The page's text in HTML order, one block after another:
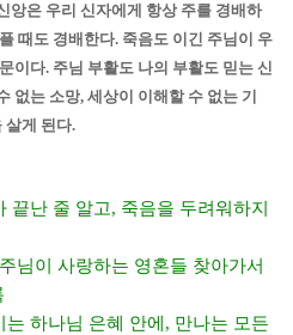
앙은 우리 신자에게 항상 주를 경배하
때도 경배한다. 죽음도 이긴 주님이 우
이다. 주님 부활도 나의 부활도 믿는 신
없는 소망, 세상이 이해할 수 없는 기
살게 된다.
끝난 줄 알고, 죽음을 두려워하지
님이 사랑하는 영혼들 찾아가서
하나님 은혜 안에 , 만나는 모든